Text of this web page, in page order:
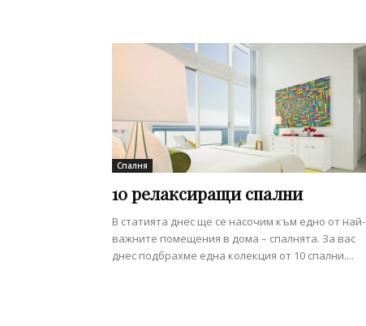
Спалня
10 релаксиращи спални
В статията днес ще се насочим към едно от най-
важните помещения в дома – спалнята. За вас
днес подбрахме една колекция от 10 спални....